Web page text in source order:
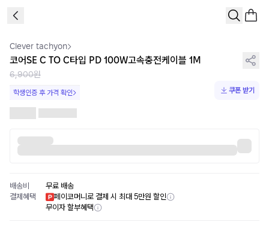
Clever tachyon
코어SE C TO C타입 PD 100W고속충전케이블 1M
6,900원
학생인증 후 가격 확인 쿠폰 받기
배송비
무료 배송
결제혜택
페이코머니로 결제 시 최대 5만원 할인
무이자 할부혜택